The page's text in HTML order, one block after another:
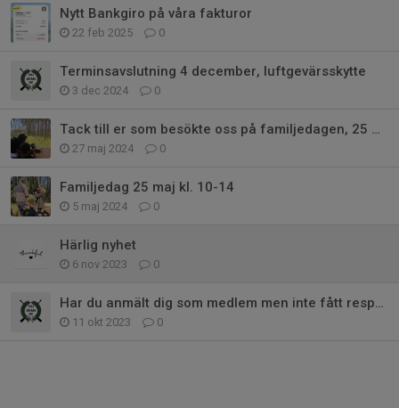
Nytt Bankgiro på våra fakturor
22 feb 2025 0
Terminsavslutning 4 december, luftgevärsskytte
3 dec 2024 0
Tack till er som besökte oss på familjedagen, 25 maj!
27 maj 2024 0
Familjedag 25 maj kl. 10-14
5 maj 2024 0
Härlig nyhet
6 nov 2023 0
Har du anmält dig som medlem men inte fått respons?
11 okt 2023 0